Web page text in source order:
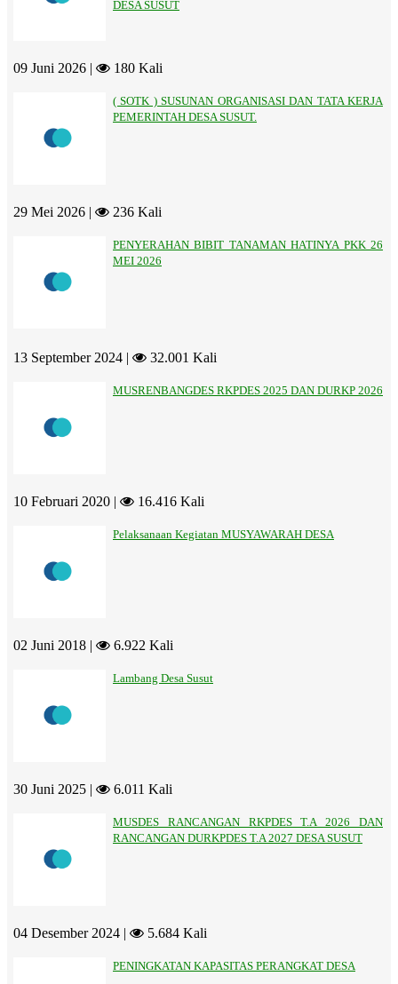
DESA SUSUT
09 Juni 2026 | 180 Kali
( SOTK ) SUSUNAN ORGANISASI DAN TATA KERJA
PEMERINTAH DESA SUSUT.
29 Mei 2026 | 236 Kali
PENYERAHAN BIBIT TANAMAN HATINYA PKK 26
MEI 2026
13 September 2024 | 32.001 Kali
MUSRENBANGDES RKPDES 2025 DAN DURKP 2026
10 Februari 2020 | 16.416 Kali
Pelaksanaan Kegiatan MUSYAWARAH DESA
02 Juni 2018 | 6.922 Kali
Lambang Desa Susut
30 Juni 2025 | 6.011 Kali
MUSDES RANCANGAN RKPDES T.A 2026 DAN
RANCANGAN DURKPDES T.A 2027 DESA SUSUT
04 Desember 2024 | 5.684 Kali
PENINGKATAN KAPASITAS PERANGKAT DESA